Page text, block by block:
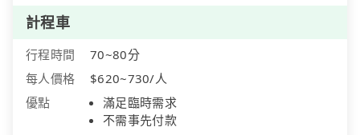
計程車
行程時間
70~80分
每人價格
$620~730/人
優點
滿足臨時需求
不需事先付款